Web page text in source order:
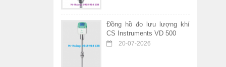
Đồng hồ đo lưu lượng khí
CS Instruments VD 500
20-07-2026